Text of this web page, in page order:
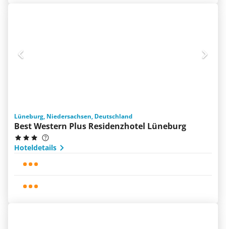
Lüneburg, Niedersachsen, Deutschland
Best Western Plus Residenzhotel Lüneburg
Hoteldetails